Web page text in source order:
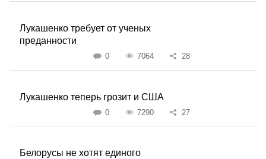
Лукашенко требует от ученых
преданности
0 7064 28
Лукашенко теперь грозит и США
0 7290 27
Белорусы не хотят единого